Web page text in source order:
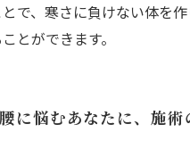
で、寒さに負けない体を
とができます。
に悩むあなたに、施術